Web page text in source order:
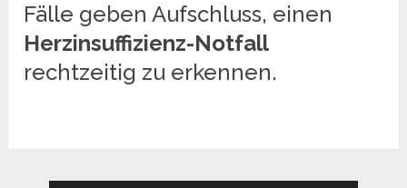
Fälle geben Aufschluss, einen
Herzinsuffizienz-Notfall
rechtzeitig zu erkennen.